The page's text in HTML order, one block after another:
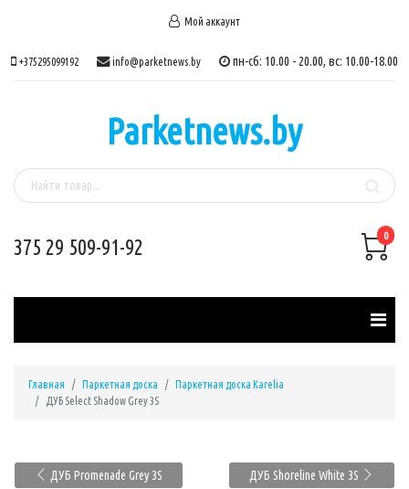
Мой аккаунт
+375295099192 info@parketnews.by пн-сб: 10.00 - 20.00, вс: 10.00-18.00
Parketnews.by
375 29 509-91-92 0
Главная Паркетная доска
Паркетная доска Karelia
ДУБ Select Shadow Grey 3S
ДУБ Promenade Grey 3S ДУБ Shoreline White 3S